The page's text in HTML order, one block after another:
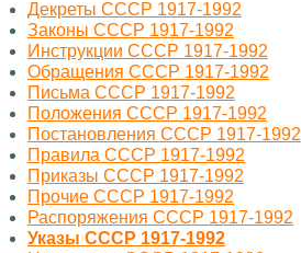
Декреты СССР 1917-1992
Законы СССР 1917-1992
Инструкции СССР 1917-1992
Обращения СССР 1917-1992
Письма СССР 1917-1992
Положения СССР 1917-1992
Постановления СССР 1917-1992
Правила СССР 1917-1992
Приказы СССР 1917-1992
Прочие СССР 1917-1992
Распоряжения СССР 1917-1992
Указы СССР 1917-1992